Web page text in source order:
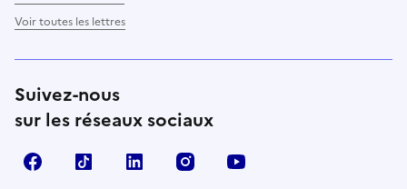
Voir toutes les lettres
Suivez-nous
sur les réseaux sociaux
FacebookTikTok LinkedIn Instagram